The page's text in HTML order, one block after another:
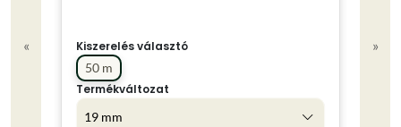
«
Kiszerelés választó
50 m
Termékváltozat
19 mm
»